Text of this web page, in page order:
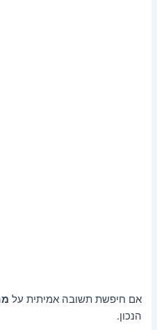
אם חיפשת תשובה אמיתית על
הנכון.